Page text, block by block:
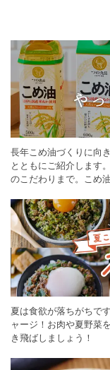
長年こめ油づくりに向
とともにご紹介します
のこだわりまで。こめ
夏は食欲が落ちがちで
ャージ！お肉や夏野菜
き飛ばしましょう！